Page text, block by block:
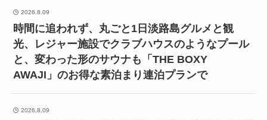
2026.8.09
時間に追われず、丸ごと1日淡路島グルメと観
光、レジャー施設でクラブハウスのようなプール
と、変わった形のサウナも「THE BOXY
AWAJI」のお得な素泊まり連泊プランで
2026.8.09